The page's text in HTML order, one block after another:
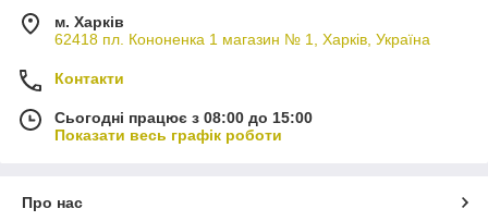
м. Харків
62418 пл. Кононенка 1 магазин № 1, Харків, Україна
Контакти
Сьогодні працює з 08:00 до 15:00
Показати весь графік роботи
Про нас